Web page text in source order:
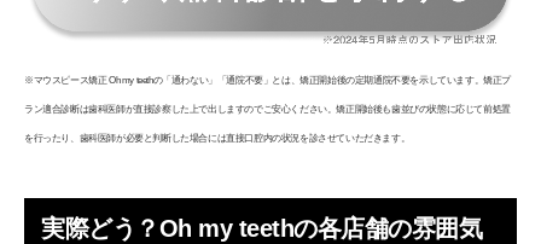
※マウスピース矯正 Oh my teethの「通わない」「通院不要」とは、矯正開始後の定期通院不要を示しています。矯正プ
ラン適合診断は歯科医師が直接診察した上で出しますのでご安心ください。矯正開始後も歯並びの状態に応じて前処置
を行ったり、歯科医師が必要と判断した場合には直接口腔内の状況を診させていただきます。
実際どう？Oh my teethの各店舗の雰囲気